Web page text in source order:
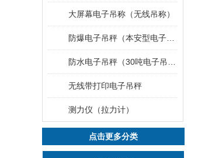
大屏幕电子吊称（无线吊称）
无线带打印电子吊秤
测力仪（拉力计）
点击更多分类